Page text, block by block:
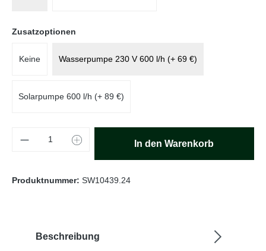
Zusatzoptionen
Keine Wasserpumpe 230 V 600 l/h (+ 69 €)
Solarpumpe 600 l/h (+ 89 €)
Produkt Anzahl: Gib den gewünschten
In den Warenkorb
Produktnummer: SW10439.24
Beschreibung